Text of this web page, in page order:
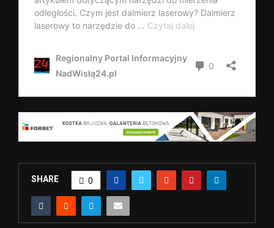
SHARE 0